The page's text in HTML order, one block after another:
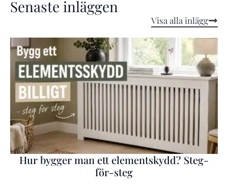
Senaste inläggen
Visa alla inlägg
Hur bygger man ett elementskydd? Steg-
för-steg